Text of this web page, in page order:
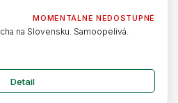
MOMENTÁLNE NEDOSTUPNÉ
Detail
na Slovensku. Samoopelivá.